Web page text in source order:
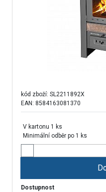
kód zboží: SL2211892X
EAN: 8584163081370
V kartonu 1 ks
Minimální odběr po 1 ks
Dostupnost